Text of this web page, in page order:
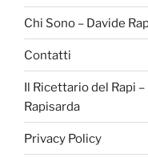
Chi Sono – Davide
Contatti
Il Ricettario del Rapi
Rapisarda
Privacy Policy